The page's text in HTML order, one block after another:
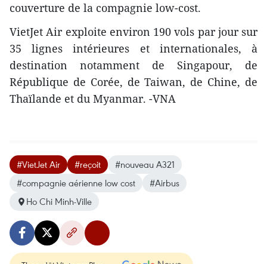
couverture de la compagnie low-cost.
VietJet Air exploite environ 190 vols par jour sur
35 lignes intérieures et internationales, à
destination notamment de Singapour, de
République de Corée, de Taiwan, de Chine, de
Thaïlande et du Myanmar. -VNA
#VietJet Air #reçoit
#nouveau A321
#compagnie aérienne low cost
#Airbus
Ho Chi Minh-Ville